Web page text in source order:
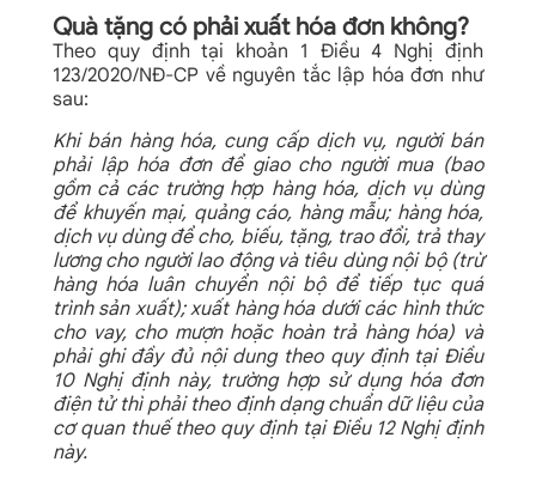
Quà tặng có phải xuất hóa đơn không?
Theo quy định tại khoản 1 Điều 4 Nghị định
123/2020/NĐ-CP về nguyên tắc lập hóa đơn như
sau:
Khi bán hàng hóa, cung cấp dịch vụ, người bán
phải lập hóa đơn để giao cho người mua (bao
gồm cả các trường hợp hàng hóa, dịch vụ dùng
để khuyến mại, quảng cáo, hàng mẫu; hàng hóa,
dịch vụ dùng để cho, biếu, tặng, trao đổi, trả thay
lương cho người lao động và tiêu dùng nội bộ (trừ
hàng hóa luân chuyển nội bộ để tiếp tục quá
trình sản xuất); xuất hàng hóa dưới các hình thức
cho vay, cho mượn hoặc hoàn trả hàng hóa) và
phải ghi đầy đủ nội dung theo quy định tại Điều
10 Nghị định này, trường hợp sử dụng hóa đơn
điện tử thì phải theo định dạng chuẩn dữ liệu của
cơ quan thuế theo quy định tại Điều 12 Nghị định
này.